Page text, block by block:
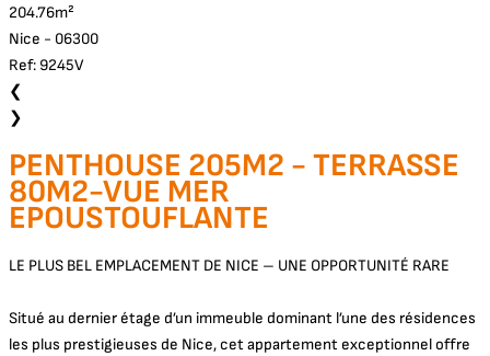
204.76m²
Nice - 06300
Ref: 9245V
❮
❯
PENTHOUSE 205M2 - TERRASSE
80M2-VUE MER
EPOUSTOUFLANTE
LE PLUS BEL EMPLACEMENT DE NICE – UNE OPPORTUNITÉ RARE
Situé au dernier étage d’un immeuble dominant l’une des résidences
les plus prestigieuses de Nice, cet appartement exceptionnel offre